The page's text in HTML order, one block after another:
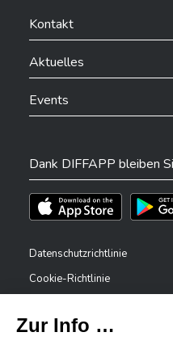
Kontakt
Aktuelles
Events
Dank DIFFAPP bleiben
Téléchargez l'app sur
Datenschutzrichtlinie
Cookie-Richtlinie
Erklärung zur Barrierefreiheit